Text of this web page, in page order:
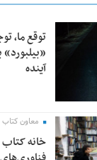
توقع ما،
آینده
معاون
خانه